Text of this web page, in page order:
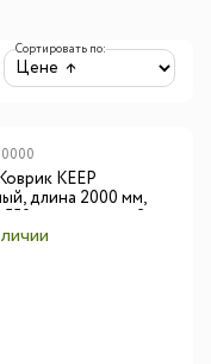
Сортировать по:
KEEP
длина 2000 мм,
550 мм, толщина 2 мм,